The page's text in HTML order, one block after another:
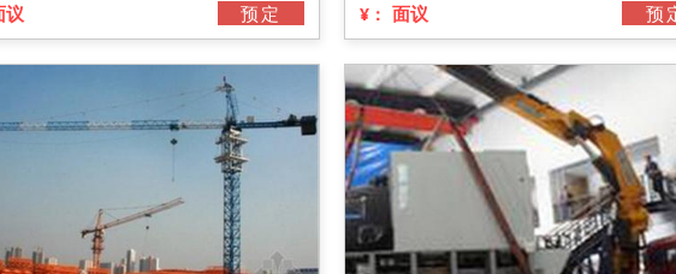
议 预定 ¥： 面议 预